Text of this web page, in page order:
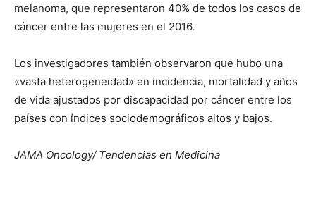
melanoma, que representaron 40% de todos los casos de
cáncer entre las mujeres en el 2016.
Los investigadores también observaron que hubo una
«vasta heterogeneidad» en incidencia, mortalidad y años
de vida ajustados por discapacidad por cáncer entre los
países con índices sociodemográficos altos y bajos.
JAMA Oncology/ Tendencias en Medicina